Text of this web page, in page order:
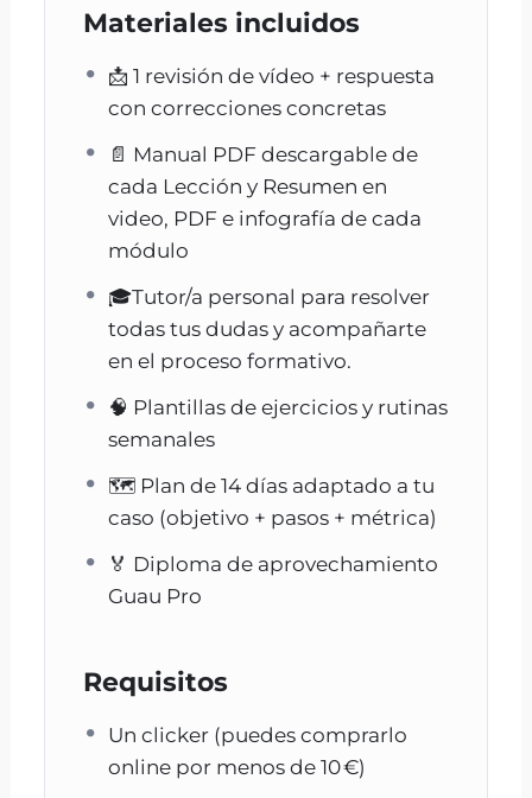
Está pensado tanto para
dueños de perros
que buscan mejorar la convivencia
para quienes quierendedicarse
profesionalmente al adiestramiento
A lo largo del curso abordarás
como ansiedad, miedos o
reactividad, aprendiendo a gestionarlos
Todo está optimizado para la
formación
, con un ritmo flexible,
soporte y
seguimiento personalizado
reales y feedback de nuestros profesionales.
👉 Con este curso de clicker para perro
aprenderás aeducar sin castigos, conectar
mejor y disfrutar del proceso .
Curso de Clicker para Perro Online
Curso de clicker para perro online de Guau
Materiales incluidos
📩 1 revisión de vídeo + respuesta
con correcciones concretas
📄 Manual PDF descargable de
cada Lección y Resumen en
video, PDF e infografía de cada
módulo
🎓Tutor/a personal para resolver
todas tus dudas y acompañarte
en el proceso formativo.
🧠 Plantillas de ejercicios y rutinas
semanales
🗺️ Plan de 14 días adaptado a tu
caso (objetivo + pasos + métrica)
🏅 Diploma de aprovechamiento
Guau Pro
Requisitos
Un clicker (puedes comprarlo
online por menos de 10 €)